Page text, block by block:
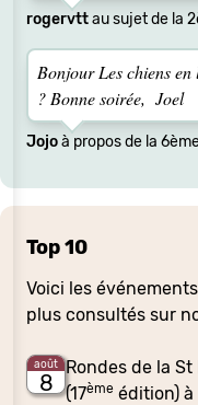
rogervttau sujet de la
Bonjour Les chiens
? Bonne soirée, Joel
Jojoà propos de la
Top 10
Voici les
plus consultés sur
août
8
Rondes de la
(17ème édition) à